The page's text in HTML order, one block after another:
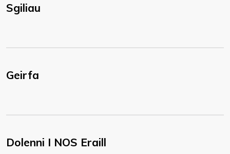
Sgiliau
Geirfa
Dolenni I NOS Eraill